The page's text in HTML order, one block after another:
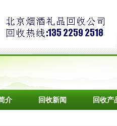
介 回收新闻 回收产